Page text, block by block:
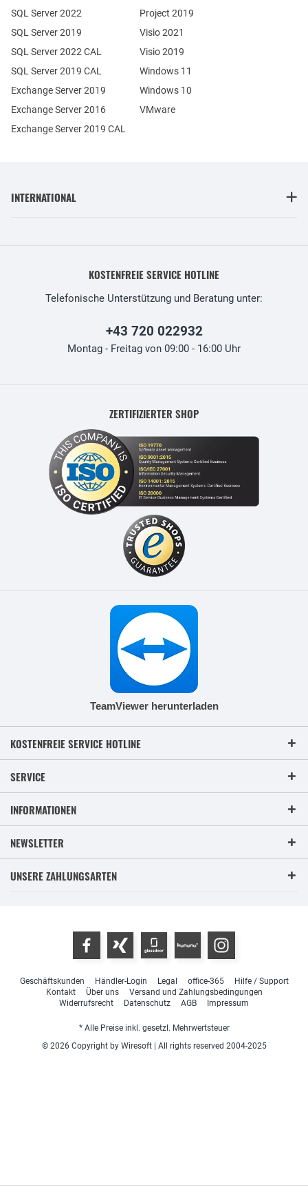
Exchange Server 2019
Exchange Server 2016
SQL Server 2022
SQL Server 2019
SQL Server 2022 CAL
SQL Server 2019 CAL
Exchange Server 2019 CAL
Project 2019
Visio 2021
Visio 2019
Windows 11
Windows 10
VMware
INTERNATIONAL
KOSTENFREIE SERVICE HOTLINE
Telefonische Unterstützung und Beratung unter:
+43 720 022932
Montag - Freitag von 09:00 - 16:00 Uhr
ZERTIFIZIERTER SHOP
TeamViewer herunterladen
KOSTENFREIE SERVICE HOTLINE
SERVICE
INFORMATIONEN
NEWSLETTER
UNSERE ZAHLUNGSARTEN
Geschäftskunden Händler-Login Legal office-365
Hilfe / Support
Kontakt
Über uns
Versand und Zahlungsbedingungen
Widerrufsrecht
Datenschutz AGB Impressum
* Alle Preise inkl. gesetzl. Mehrwertsteuer
© 2026 Copyright by Wiresoft | All rights reserved 2004-2025